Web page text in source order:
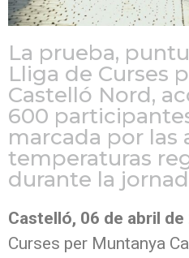
La prueba,
Lliga de Curses
Castelló Nord,
600
marcada por las
temperaturas
durante la
Castelló, 06 de abril de
Curses per Muntanya